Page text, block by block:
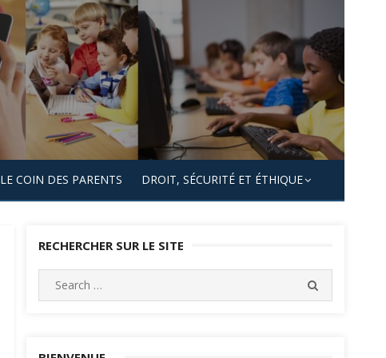
LE COIN DES PARENTS DROIT, SÉCURITÉ ET ÉTHIQUE
RECHERCHER SUR LE SITE
Search
for: